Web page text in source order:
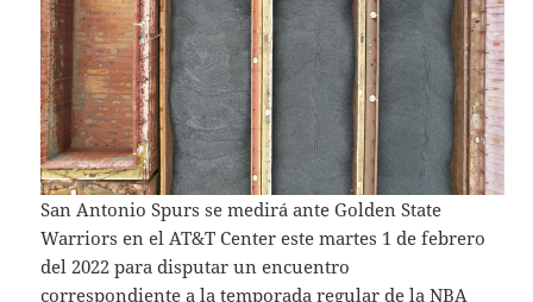
San Antonio Spurs se medirá ante Golden State
Warriors en el AT&T Center este martes 1 de febrero
del 2022 para disputar un encuentro
correspondiente a la temporada regular de la NBA